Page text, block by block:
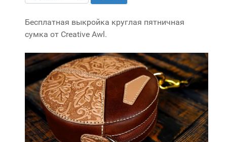
Бесплатная выкройка круглая пятничная
сумка от Creative Awl.